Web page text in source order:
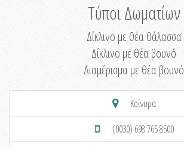
Τύποι Δωματίων
Δίκλινο με θέα θάλασσα
Δίκλινο με θέα βουνό
Διαμέρισμα με θέα βουνό
Κοίνυρα
(0030) 698 765 8500